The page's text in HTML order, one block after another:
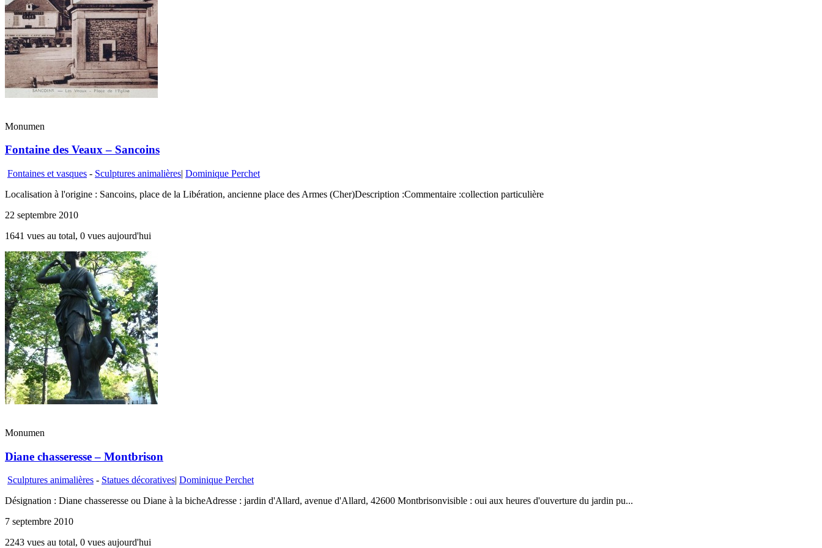
Monumen
Fontaine des Veaux – Sancoins
Fontaines et vasques - Sculptures animalières| Dominique Perchet
Localisation à l'origine : Sancoins, place de la Libération, ancienne place des Armes (Cher)Description :Commentaire :collection particulière
22 septembre 2010
1641 vues au total, 0 vues aujourd'hui
Monumen
Diane chasseresse – Montbrison
Sculptures animalières - Statues décoratives| Dominique Perchet
Désignation : Diane chasseresse ou Diane à la bicheAdresse : jardin d'Allard, avenue d'Allard, 42600 Montbrisonvisible : oui aux heures d'ouverture du jardin pu...
7 septembre 2010
2243 vues au total, 0 vues aujourd'hui